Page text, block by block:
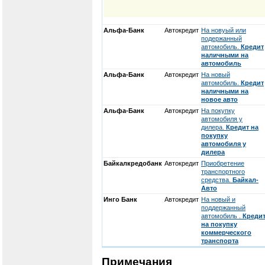
Альфа-Банк Автокредит На новуый или
подержанный
автомобиль. Кредит
наличными на
автомобиль
Альфа-Банк
Автокредит На новый
автомобиль. Кредит
наличными на
новое авто
Альфа-Банк
Автокредит На покупку
автомобиля у
дилера. Кредит на
покупку
автомобиля у
дилера
Байкалкредобанк Автокредит Приобретение
транспортного
средства. Байкал-
Авто
Инго Банк
Автокредит На новый и
поддержанный
автомобиль . Кредит
на покупку
коммерческого
транспорта
Примечания